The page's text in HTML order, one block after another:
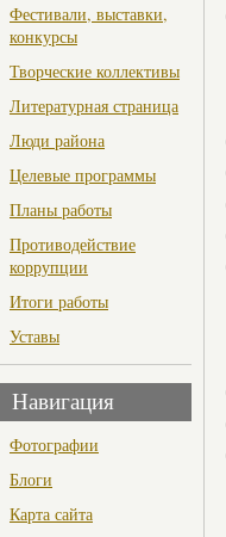
Фестивали, выставки,
конкурсы
Творческие коллективы
Литературная страница
Люди района
Целевые программы
Планы работы
Противодействие
коррупции
Итоги работы
Уставы
Навигация
Фотографии
Блоги
Карта сайта